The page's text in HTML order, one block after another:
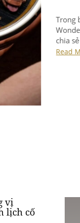
Từ
của
cỗ
sưu
vị
lịch cố